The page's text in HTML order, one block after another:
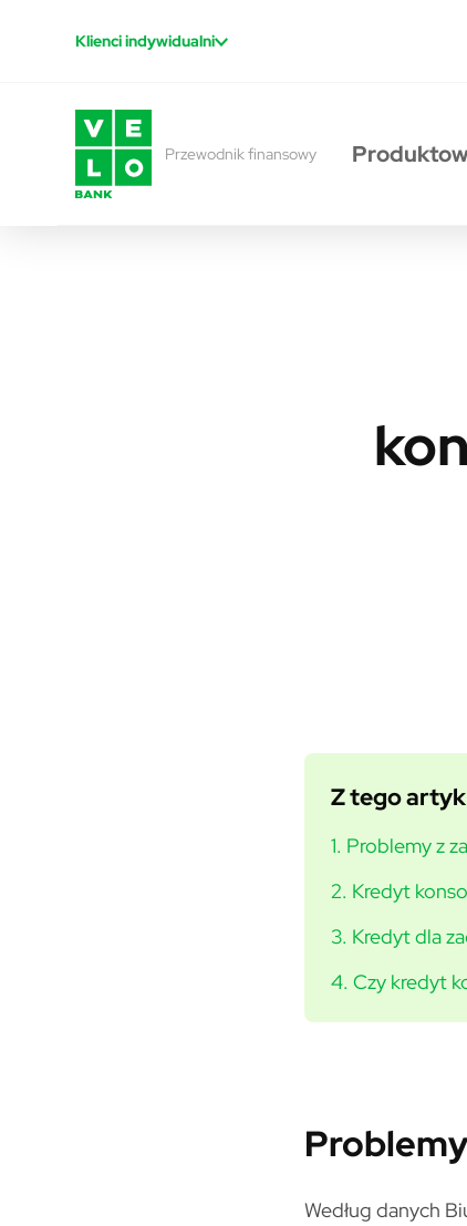
Klienci indywidualni
Przewodnik finansowy
Z tego
1. Problemy z
2. Kredyt
3. Kredyt dla
4. Czy kredyt
Według danych